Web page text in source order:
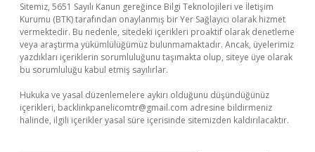
Sitemiz, 5651 Sayılı Kanun gereğince Bilgi Teknolojileri ve İletişim
Kurumu (BTK) tarafından onaylanmış bir Yer Sağlayıcı olarak hizmet
vermektedir. Bu nedenle, sitedeki içerikleri proaktif olarak denetleme
veya araştırma yükümlülüğümüz bulunmamaktadır. Ancak, üyelerimiz
yazdıkları içeriklerin sorumluluğunu taşımakta olup, siteye üye olarak
bu sorumluluğu kabul etmiş sayılırlar.
Hukuka ve yasal düzenlemelere aykırı olduğunu düşündüğünüz
içerikleri, backlinkpanelicomtr@gmail.com adresine bildirmeniz
halinde, ilgili içerikler yasal süre içerisinde sitemizden kaldırılacaktır.